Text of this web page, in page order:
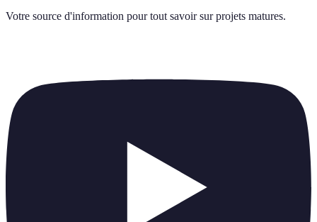
Votre source d'information pour tout savoir sur projets matures.